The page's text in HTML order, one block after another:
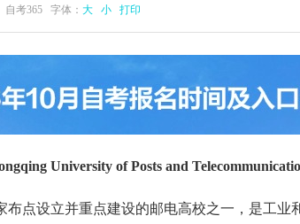
自考365 字体： 大 小 打印
University of Posts and
布点设立并重点建设的邮电高校之一，是工业